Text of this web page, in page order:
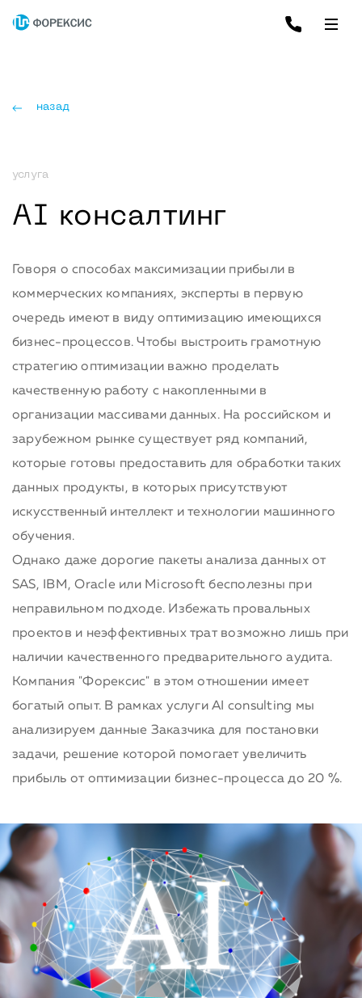
назад
услуга
AI консалтинг
Говоря о способах максимизации прибыли в
коммерческих компаниях, эксперты в первую
очередь имеют в виду оптимизацию имеющихся
бизнес-процессов. Чтобы выстроить грамотную
стратегию оптимизации важно проделать
качественную работу с накопленными в
организации массивами данных. На российском и
зарубежном рынке существует ряд компаний,
которые готовы предоставить для обработки таких
данных продукты, в которых присутствуют
искусственный интеллект и технологии машинного
обучения.
Однако даже дорогие пакеты анализа данных от
SAS, IBM, Oracle или Microsoft бесполезны при
неправильном подходе. Избежать провальных
проектов и неэффективных трат возможно лишь при
наличии качественного предварительного аудита.
Компания "Форексис" в этом отношении имеет
богатый опыт. В рамках услуги AI consulting мы
анализируем данные Заказчика для постановки
задачи, решение которой помогает увеличить
прибыль от оптимизации бизнес-процесса до 20 %.